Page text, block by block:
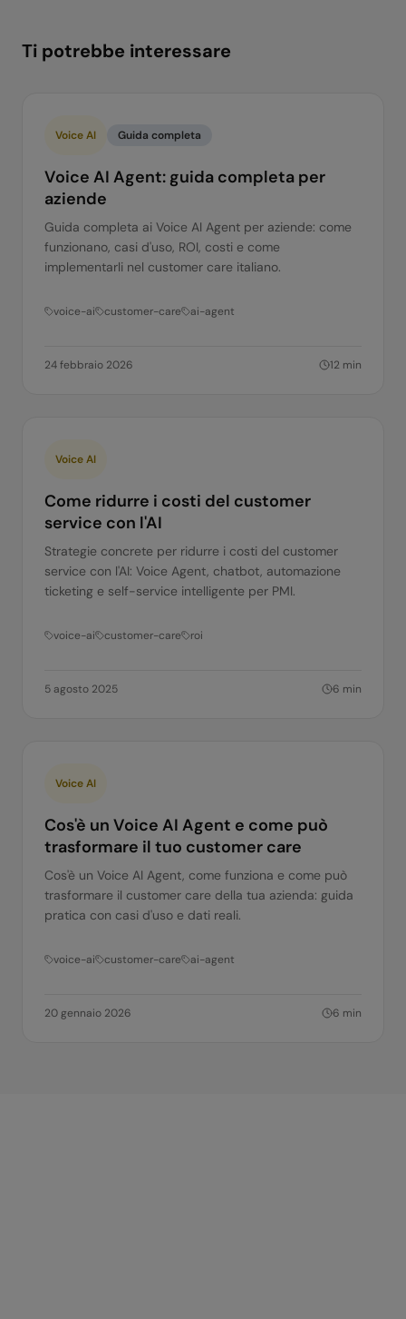
Ti potrebbe interessare
Voice AI Guida completa
Voice AI Agent: guida completa per
aziende
Guida completa ai Voice AI Agent per aziende: come
funzionano, casi d'uso, ROI, costi e come
implementarli nel customer care italiano.
voice-ai customer-care ai-agent
24 febbraio 2026 12 min
Voice AI
Come ridurre i costi del customer
service con l'AI
Strategie concrete per ridurre i costi del customer
service con l'AI: Voice Agent, chatbot, automazione
ticketing e self-service intelligente per PMI.
voice-ai customer-care roi
5 agosto 2025 6 min
Voice AI
Cos'è un Voice AI Agent e come può
trasformare il tuo customer care
Cos'è un Voice AI Agent, come funziona e come può
trasformare il customer care della tua azienda: guida
pratica con casi d'uso e dati reali.
voice-ai customer-care ai-agent
20 gennaio 2026 6 min